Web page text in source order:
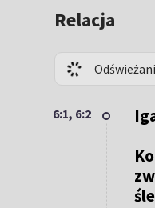
Relacja
6:1, 6:2